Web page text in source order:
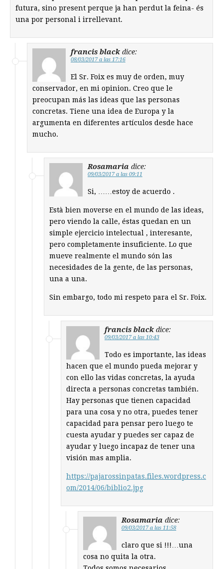
futura, sino present perque ja han perdut la feina- és
una por personal i irrellevant.
francis black dice:
08/03/2017 a las 17:16
El Sr. Foix es muy de orden, muy
conservador, en mi opinion. Creo que le
preocupan más las ideas que las personas
concretas. Tiene una idea de Europa y la
argumenta en diferentes artículos desde hace
mucho.
Rosamaria dice:
09/03/2017 a las 09:11
Si, ……estoy de acuerdo .
Està bien moverse en el mundo de las ideas,
pero viendo la calle, éstas quedan en un
simple ejercicio intelectual , interesante,
pero completamente insuficiente. Lo que
mueve realmente el mundo són las
necesidades de la gente, de las personas,
una a una.
Sin embargo, todo mi respeto para el Sr. Foix.
francis black dice:
09/03/2017 a las 10:43
Todo es importante, las ideas
hacen que el mundo pueda mejorar y
con ello las vidas concretas, la ayuda
directa a personas concretas también.
Hay personas que tienen capacidad
para una cosa y no otra, puedes tener
capacidad para pensar pero luego te
cuesta ayudar y puedes ser capaz de
ayudar y luego incapaz de tener una
visión mas amplia.
https://pajarossinpatas.files.wordpress.c
om/2014/06/biblio2.jpg
Rosamaria dice:
09/03/2017 a las 11:58
claro que si !!!…una
cosa no quita la otra.